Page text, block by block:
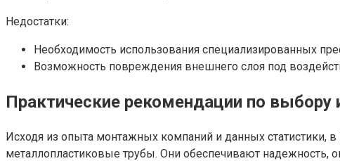
Недостатки:
Необходимость использования специализированных
Возможность повреждения внешнего слоя под
Практические рекомендации по выбору
Исходя из опыта монтажных компаний и данных статистики,
металлопластиковые трубы. Они обеспечивают